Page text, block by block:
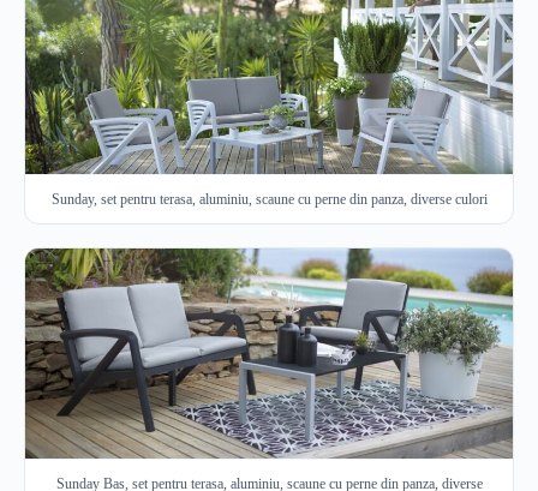
Sunday, set pentru terasa, aluminiu, scaune cu perne din panza, diverse culori
Sunday Bas, set pentru terasa, aluminiu, scaune cu perne din panza, diverse